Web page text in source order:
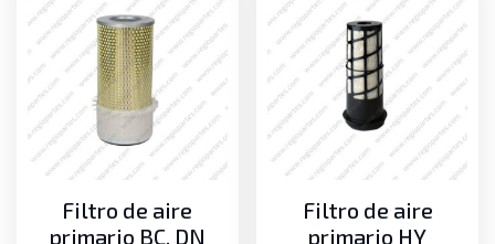
Turbos
Volante o Flywheel
Seguridad
Alarmas de retroceso
Luces de retroceso
Torretas
Sistema de enfriamiento
Abanicos
Filtro de aire
primario BC. DN
Filtro de aire
primario HY